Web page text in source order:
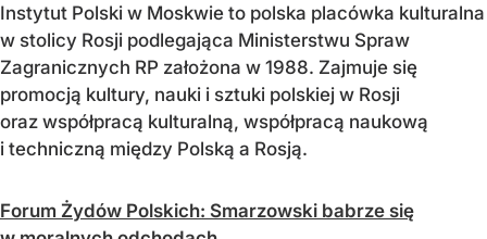
Instytut Polski w Moskwie to polska placówka kulturalna
w stolicy Rosji podlegająca Ministerstwu Spraw
Zagranicznych RP założona w 1988. Zajmuje się
promocją kultury, nauki i sztuki polskiej w Rosji
oraz współpracą kulturalną, współpracą naukową
i techniczną między Polską a Rosją.
Forum Żydów Polskich: Smarzowski babrze się